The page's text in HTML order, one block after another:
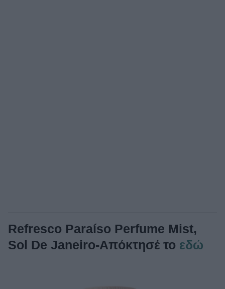
Refresco Paraíso Perfume Mist,
Sol De Janeiro-Απόκτησέ το εδώ